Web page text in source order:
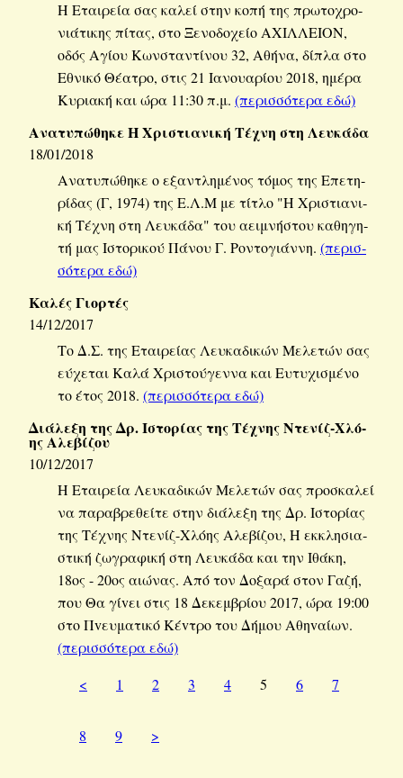
Η Εται­ρεία σας καλεί στην κοπή της πρω­το­χρο­
νιά­τι­κης πίτας, στο Ξε­νο­δο­χείο ΑΧΙΛ­ΛΕΙΟΝ,
οδός Αγίου Κων­στα­ντί­νου 32, Αθήνα, δίπλα στο
Εθνι­κό Θέ­α­τρο, στις 21 Ια­νουα­ρί­ου 2018, ημέρα
Κυ­ρια­κή και ώρα 11:30 π.μ. (πε­ρισ­σό­τε­ρα εδώ)
Ανα­τυ­πώ­θη­κε Η Χρι­στια­νι­κή Τέχνη στη Λευ­κά­δα
18/01/2018
Ανα­τυ­πώ­θη­κε ο εξα­ντλη­μέ­νος τόμος της Επε­τη­
ρί­δας (Γ, 1974) της Ε.Λ.Μ με τίτλο "Η Χρι­στια­νι­
κή Τέχνη στη Λευ­κά­δα" του αει­μνή­στου κα­θη­γη­
τή μας Ιστο­ρι­κού Πάνου Γ. Ρο­ντο­γιάν­νη. (πε­ρισ­
σό­τε­ρα εδώ)
Καλές Γιορ­τές
14/12/2017
Το Δ.Σ. της Εται­ρεί­ας Λευ­κα­δι­κών Με­λε­τών σας
εύ­χε­ται Καλά Χρι­στού­γεν­να και Ευ­τυ­χι­σμέ­νο
το έτος 2018. (πε­ρισ­σό­τε­ρα εδώ)
Διά­λε­ξη της Δρ. Ιστο­ρί­ας της Τέ­χνης Ντε­νίζ-Χλό­
ης Αλε­βί­ζου
10/12/2017
H Εται­ρεία Λευ­κα­δι­κώv Με­λε­τώv σας προ­σκα­λεί
να πα­ρα­βρε­θεί­τε στην διά­λε­ξη της Δρ. Ιστο­ρί­ας
της Τέ­χνης Ντε­νίζ-Χλό­ης Αλε­βί­ζου, Η εκ­κλη­σια­
στι­κή ζω­γρα­φι­κή στη Λευ­κά­δα και την Ιθάκη,
18ος - 20ος αιώ­νας. Από τον Δο­ξα­ρά στον Γαζή,
που Θα γίvει στις 18 Δε­κεμ­βρί­ου 2017, ώρα 19:00
στο Πvευ­μα­τι­κό Κέ­vτρο του Δήμου Αθη­vαί­ων.
(πε­ρισ­σό­τε­ρα εδώ)
<
1 2 3 4 5 6 7
8 9 >